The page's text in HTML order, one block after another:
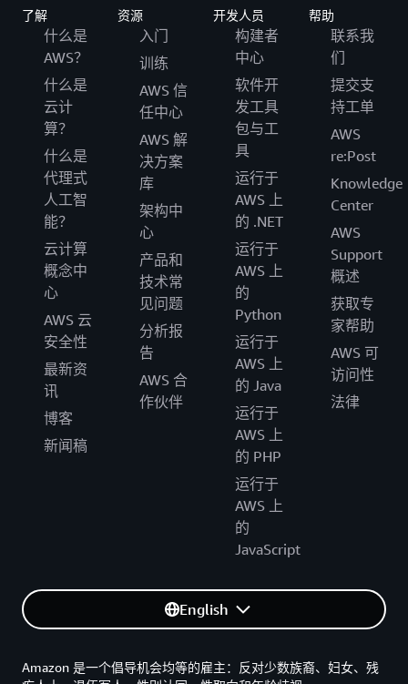
了解
什么是
AWS？
什么是
云计
算？
什么是
代理式
人工智
能？
云计算
概念中
心
AWS 云
安全性
最新资
讯
博客
新闻稿
资源
入门
训练
AWS 信
任中心
AWS 解
决方案
库
架构中
心
产品和
技术常
见问题
分析报
告
AWS 合
作伙伴
开发人员
构建者
中心
软件开
发工具
包与工
具
运行于
AWS 上
的 .NET
运行于
AWS 上
的
Python
运行于
AWS 上
的 Java
运行于
AWS 上
的 PHP
运行于
AWS 上
的
JavaScript
帮助
联系我
们
提交支
持工单
AWS
re:Post
Knowledge
Center
AWS
Support
概述
获取专
家帮助
AWS 可
访问性
法律
English
Amazon 是一个倡导机会均等的雇主：反对少数族裔、妇女、残